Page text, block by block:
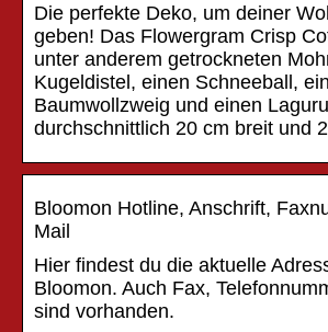
Die perfekte Deko, um deiner
geben! Das Flowergram Crisp
unter anderem getrockneten
Kugeldistel, einen Schneeball,
Baumwollzweig und einen
durchschnittlich 20 cm breit und
Bloomon Hotline, Anschrift,
Mail
Hier findest du die aktuelle
Bloomon. Auch Fax,
sind vorhanden.